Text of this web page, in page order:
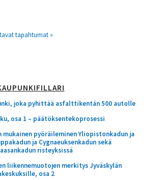
tapahtumat »
joka pyhittää asfalttikentän 500 autolle
osa 1 – päätöksentekoprosessi
mukainen pyöräileminen Yliopistonkadun ja
ja Cygnaeuksenkadun sekä
risteyksissä
liikennemuotojen merkitys Jyväskylän
osa 2